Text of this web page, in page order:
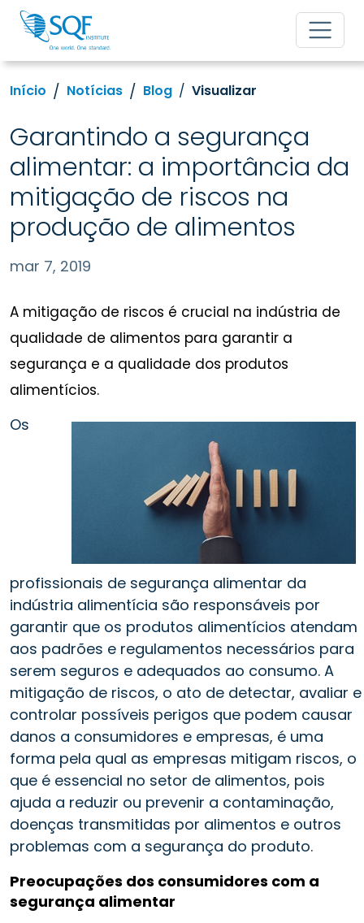
Início Notícias Blog Visualizar
Garantindo a segurança
alimentar: a importância da
mitigação de riscos na
produção de alimentos
mar 7, 2019
A mitigação de riscos é crucial na indústria de
qualidade de alimentos para garantir a
segurança e a qualidade dos produtos
alimentícios.
Os
profissionais de segurança alimentar da
indústria alimentícia são responsáveis por
garantir que os produtos alimentícios atendam
aos padrões e regulamentos necessários para
serem seguros e adequados ao consumo. A
mitigação de riscos, o ato de detectar, avaliar e
controlar possíveis perigos que podem causar
danos a consumidores e empresas, é uma
forma pela qual as empresas mitigam riscos, o
que é essencial no setor de alimentos, pois
ajuda a reduzir ou prevenir a contaminação,
doenças transmitidas por alimentos e outros
problemas com a segurança do produto.
Preocupações dos consumidores com a
segurança alimentar